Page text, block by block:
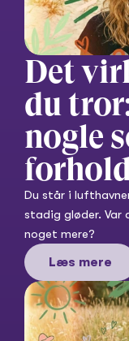
Det
du
nogle
forhold
Du står i
stadig gløder. Var
noget mere?
Læs mere